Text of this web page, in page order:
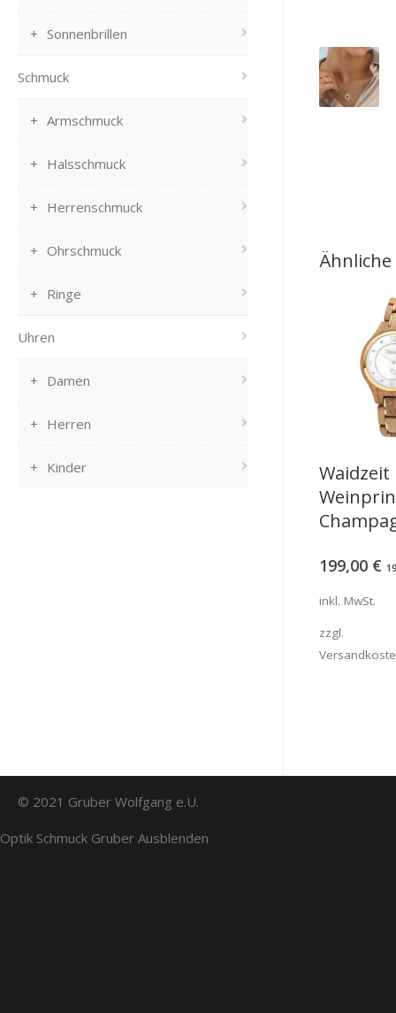
Waidzeit
199,00 €
inkl. MwSt.
zzgl.
Sonnenbrillen
Schmuck
Armschmuck
Halsschmuck
Herrenschmuck
Ohrschmuck
Ringe
Uhren
Damen
Herren
Kinder
© 2021 Gruber Wolfgang e.U.
Optik Schmuck Gruber Ausblenden